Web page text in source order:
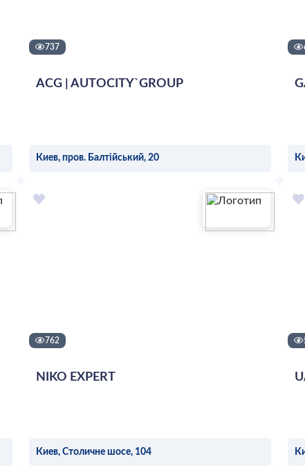
737
ACG | AUTOCITY`GROUP
Киев, пров. Балтійський, 20
762
NIKO EXPERT
Киев, Столичне шосе, 104